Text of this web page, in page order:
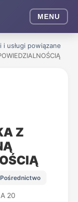
MENU
i usługi powiązane
Z
20